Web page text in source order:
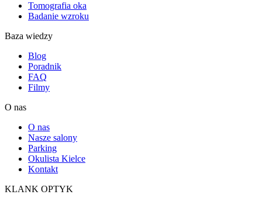
Tomografia oka
Badanie wzroku
Baza wiedzy
Blog
Poradnik
FAQ
Filmy
O nas
O nas
Nasze salony
Parking
Okulista Kielce
Kontakt
KLANK OPTYK